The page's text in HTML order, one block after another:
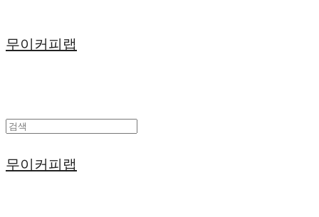
무이커피랩
무이커피랩